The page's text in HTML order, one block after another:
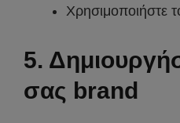
Χρησιμοποιήστε
5.
σας brand